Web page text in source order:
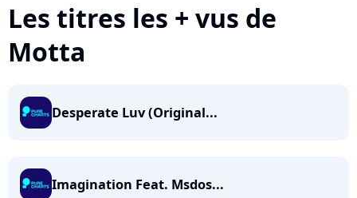
Les titres les + vus de
Motta
Desperate Luv (Original...
Imagination Feat. Msdos...